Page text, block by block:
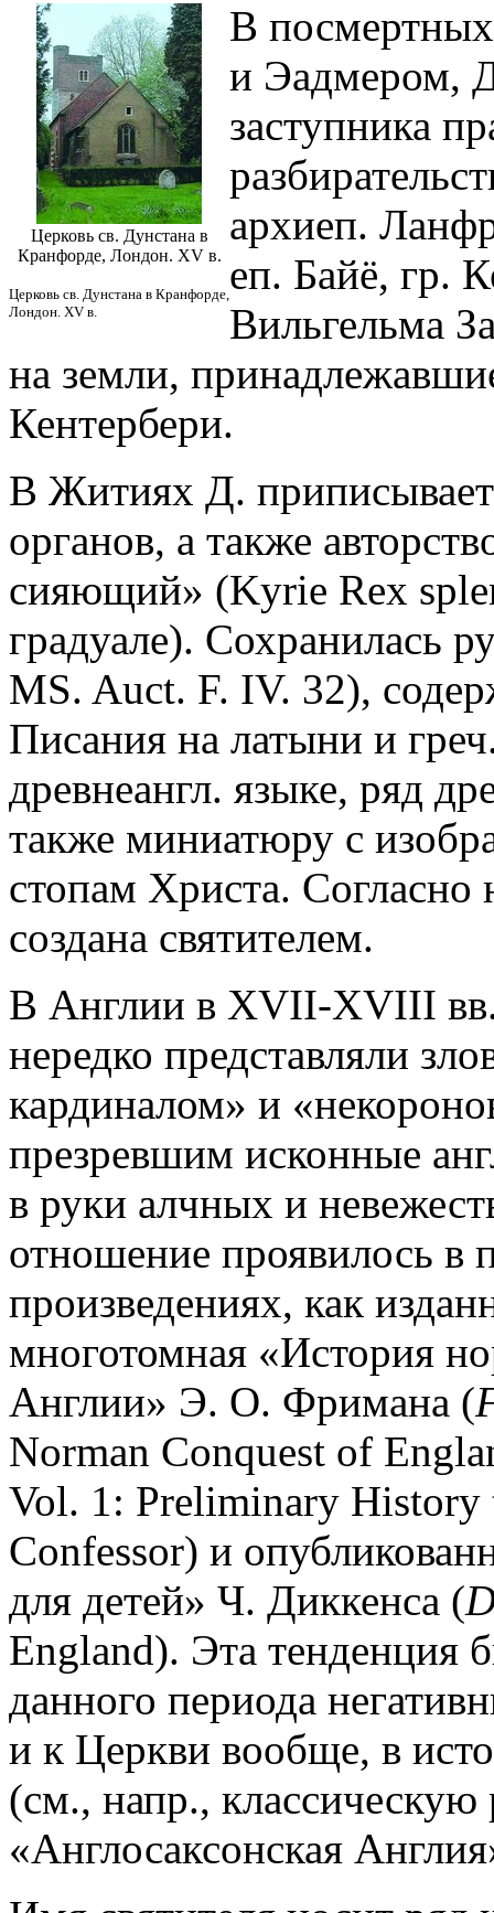
Церковь св. Дунстана в
Кранфорде, Лондон. XV в.
Церковь св. Дунстана в Кранфорде,
Лондон. XV в.
В
и Эадмером,
заступника
архиеп.
еп. Байё, гр.
Вильгельма
на земли,
Кентербери.
В Житиях Д.
органов, а также
сияющий» (Kyrie Rex
градуале). Сохранилась
MS. Auct. F. IV. 32),
Писания на латыни и
древнеангл. языке, ряд
также миниатюру с
стопам Христа.
создана святителем.
В Англии в XVII-XVIII
нередко представляли
кардиналом» и
презревшим исконные
в руки алчных и
отношение проявилось в
произведениях, как
многотомная «История
Англии» Э. О. Фримана (
Norman Conquest of
Vol. 1: Preliminary
Confessor) и
для детей» Ч. Диккенса (
England). Эта тенденция
данного периода
и к Церкви вообще, в
(см., напр.,
«Англосаксонская